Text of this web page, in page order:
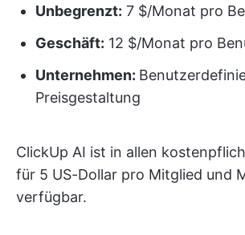
Unbegrenzt: 7 $/Monat pro
Geschäft: 12 $/Monat pro
Unternehmen:
Preisgestaltung
ClickUp AI ist in allen
für 5 US-Dollar pro Mitglied und
verfügbar.